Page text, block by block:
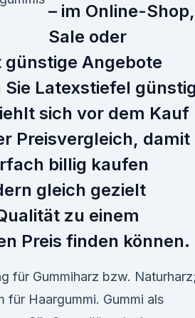
– im Online-Shop,
Sale oder
Angebote
Latexstiefel
sich vor dem Kauf
Preisvergleich, damit
billig kaufen
gleich gezielt
zu einem
Preis finden können.
für Gummiharz bzw.
für Haargummi. Gummi als